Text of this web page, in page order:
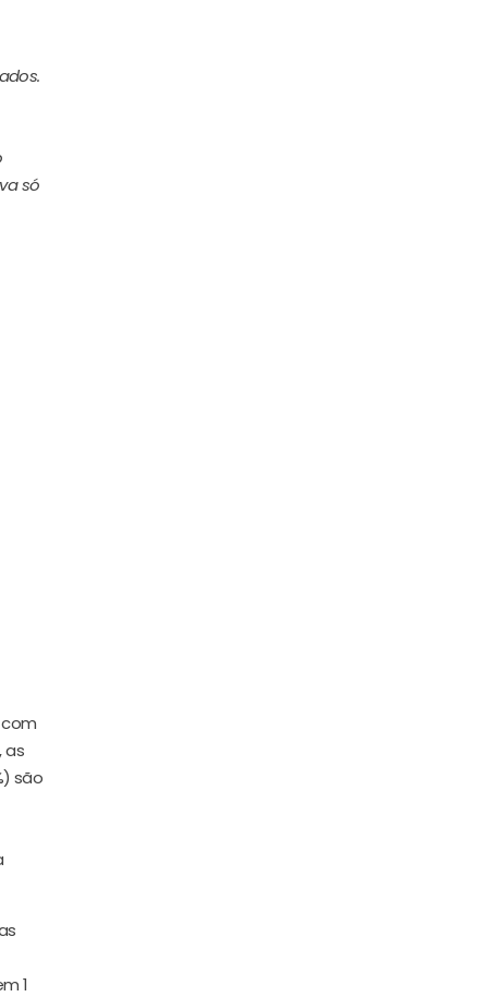
só
as
são
1